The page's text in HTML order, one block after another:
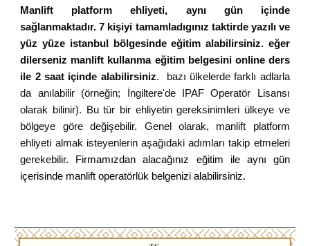
Manlift platform ehliyeti, aynı gün içinde
sağlanmaktadır. 7 kişiyi tamamladıgınız taktirde yazılı ve
yüz yüze istanbul bölgesinde eğitim alabilirsiniz. eğer
dilerseniz manlift kullanma eğitim belgesini online ders
ile 2 saat içinde alabilirsiniz. bazı ülkelerde farklı adlarla
da anılabilir (örneğin; İngiltere'de IPAF Operatör Lisansı
olarak bilinir). Bu tür bir ehliyetin gereksinimleri ülkeye ve
bölgeye göre değişebilir. Genel olarak, manlift platform
ehliyeti almak isteyenlerin aşağıdaki adımları takip etmeleri
gerekebilir. Firmamızdan alacağınız eğitim ile aynı gün
içerisinde manlift operatörlük belgenizi alabilirsiniz.